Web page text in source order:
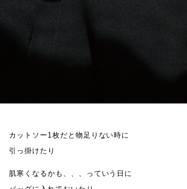
カットソー1枚だと物足りない時に
引っ掛けたり
肌寒くなるかも、、、っていう日に